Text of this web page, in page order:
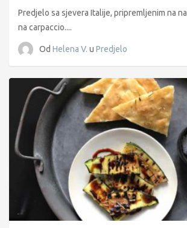
Predjelo sa sjevera Italije, pripremljenim na
na carpaccio....
Od Helena V. u Predjelo